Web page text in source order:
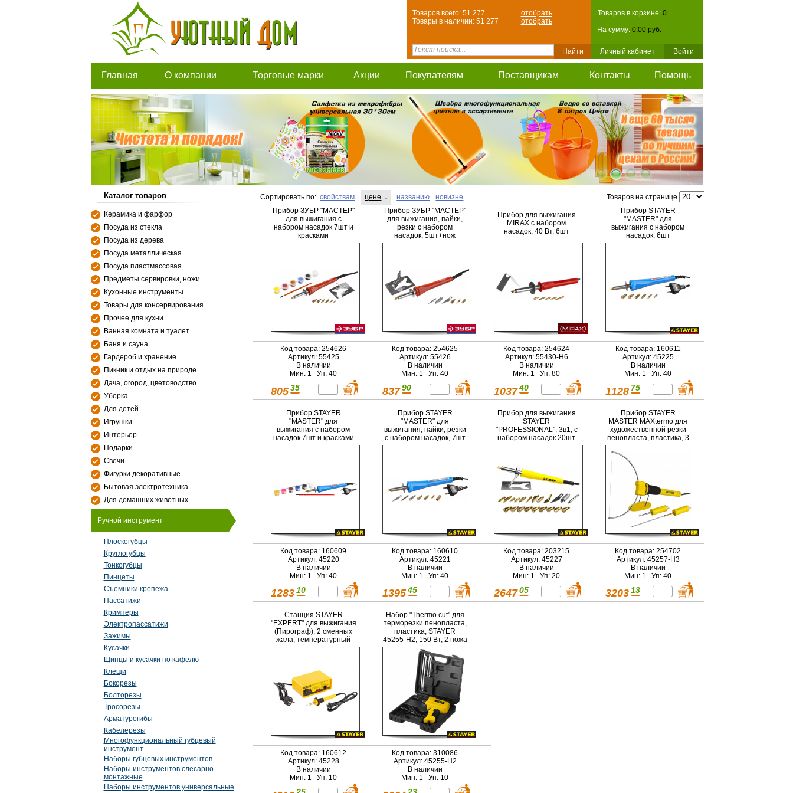
Товаров в корзине: 0
На сумму: 0.00 руб.
Личный кабинет Войти
Товаров всего: 51 277
отобрать
Товары в наличии: 51 277
отобрать
Главная О компании Торговые марки Акции Покупателям Поставщикам Контакты Помощь
Каталог товаров
Керамика и фарфор
Посуда из стекла
Посуда из дерева
Посуда металлическая
Посуда пластмассовая
Предметы сервировки, ножи
Кухонные инструменты
Товары для консервирования
Прочее для кухни
Ванная комната и туалет
Баня и сауна
Гардероб и хранение
Пикник и отдых на природе
Дача, огород, цветоводство
Уборка
Для детей
Игрушки
Интерьер
Подарки
Свечи
Фигурки декоративные
Бытовая электротехника
Для домашних животных
Ручной инструмент
Плоскогубцы
Круглогубцы
Тонкогубцы
Пинцеты
Съемники крепежа
Пассатижи
Кримперы
Электропассатижи
Зажимы
Кусачки
Щипцы и кусачки по кафелю
Клещи
Бокорезы
Болторезы
Тросорезы
Арматурогибы
Кабелерезы
Многофункциональный губцевый
инструмент
Наборы губцевых инструментов
Наборы инструментов слесарно-
монтажные
Наборы инструментов универсальные
Сортировать по: свойствам цене названию новизне
Товаров на странице
Прибор ЗУБР "МАСТЕР"
для выжигания с
набором насадок 7шт и
красками
Код товара: 254626
Артикул: 55425
В наличии
Мин: 1 Уп: 40
805 35
Прибор ЗУБР "МАСТЕР"
для выжигания, пайки,
резки с набором
насадок, 5шт+нож
Код товара: 254625
Артикул: 55426
В наличии
Мин: 1 Уп: 40
837 90
Прибор для выжигания
MIRAX с набором
насадок, 40 Вт, 6шт
Код товара: 254624
Артикул: 55430-H6
В наличии
Мин: 1 Уп: 80
1037 40
Прибор STAYER
"MASTER" для
выжигания с набором
насадок, 6шт
Код товара: 160611
Артикул: 45225
В наличии
Мин: 1 Уп: 40
1128 75
Прибор STAYER
"MASTER" для
выжигания с набором
насадок 7шт и красками
Код товара: 160609
Артикул: 45220
В наличии
Мин: 1 Уп: 40
1283 10
Прибор STAYER
"MASTER" для
выжигания, пайки, резки
с набором насадок, 7шт
Код товара: 160610
Артикул: 45221
В наличии
Мин: 1 Уп: 40
1395 45
Прибор для выжигания
STAYER
"PROFESSIONAL", 3в1, с
набором насадок 20шт
Код товара: 203215
Артикул: 45227
В наличии
Мин: 1 Уп: 20
2647 05
Прибор STAYER
MASTER MAXtermo для
художественной резки
пенопласта, пластика, 3
насадки, 7Вт
Код товара: 254702
Артикул: 45257-H3
В наличии
Мин: 1 Уп: 40
3203 13
Станция STAYER
"EXPERT" для выжигания
(Пирограф), 2 сменных
жала, температурный
режим 450-750 °С, 40Вт
Код товара: 160612
Артикул: 45228
В наличии
Мин: 1 Уп: 10
Набор "Thermo cut" для
терморезки пенопласта,
пластика, STAYER
45255-H2, 150 Вт, 2 ножа
Код товара: 310086
Артикул: 45255-H2
В наличии
Мин: 1 Уп: 10